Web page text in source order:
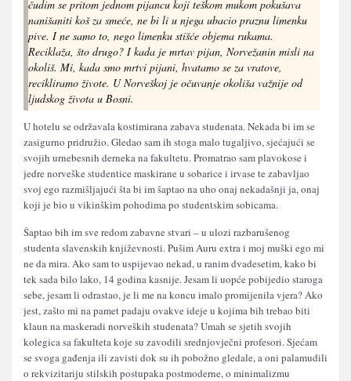
čudim se pritom jednom pijancu koji teškom mukom pokušava
nanišaniti koš za smeće, ne bi li u njega ubacio praznu limenku
pive. I ne samo to, nego limenku stišće objema rukama.
Reciklaža, što drugo? I kada je mrtav pijan, Norvežanin misli na
okoliš. Mi, kada smo mrtvi pijani, hvatamo se za vratove,
recikliramo živote. U Norveškoj je očuvanje okoliša važnije od
ljudskog života u Bosni.
U hotelu se održavala kostimirana zabava studenata. Nekada bi im se
zasigurno pridružio. Gledao sam ih stoga malo tugaljivo, sjećajući se
svojih urnebesnih derneka na fakultetu. Promatrao sam plavokose i
jedre norveške studentice maskirane u sobarice i irvase te zabavljao
svoj ego razmišljajući šta bi im šaptao na uho onaj nekadašnji ja, onaj
koji je bio u vikinškim pohodima po studentskim sobicama.
Šaptao bih im sve redom zabavne stvari – u ulozi razbarušenog
studenta slavenskih književnosti. Pušim Auru extra i moj muški ego mi
ne da mira. Ako sam to uspijevao nekad, u ranim dvadesetim, kako bi
tek sada bilo lako, 14 godina kasnije. Jesam li uopće pobijedio staroga
sebe, jesam li odrastao, je li me na koncu imalo promijenila vjera? Ako
jest, zašto mi na pamet padaju ovakve ideje u kojima bih trebao biti
klaun na maskeradi norveških studenata? Umah se sjetih svojih
kolegica sa fakulteta koje su zavodili srednjovječni profesori. Sjećam
se svoga gađenja ili zavisti dok su ih pobožno gledale, a oni palamudili
o rekvizitariju stilskih postupaka postmoderne, o minimalizmu